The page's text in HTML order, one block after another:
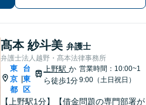
髙本 紗斗美 弁護士
弁護士法人越野・髙本法律事務所
東
京
都
|
台
東
区
上野駅か
ら徒歩1分
営業時間：10:00~1
9:00（土日祝日）
【上野駅1分】【借金問題の専門部署が